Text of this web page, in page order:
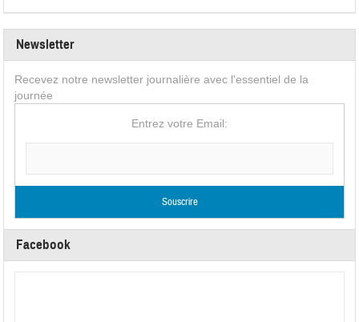
Newsletter
Recevez notre newsletter journalière avec l'essentiel de la
journée
Entrez votre Email:
Facebook